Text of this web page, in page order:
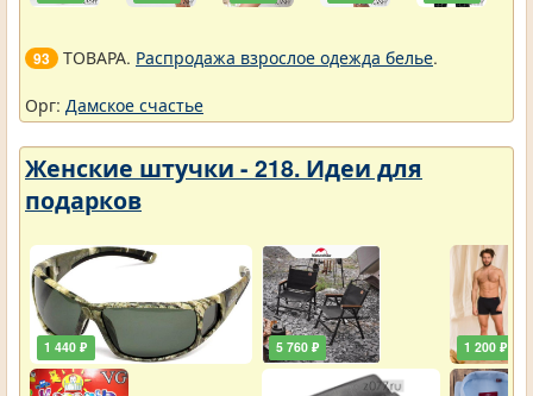
93 ТОВАРА. Распродажа взрослое одежда белье.
Орг: Дамское счастье
Женские штучки - 218. Идеи для
подарков
1 440 ₽ 5 760 ₽ 1 200 ₽